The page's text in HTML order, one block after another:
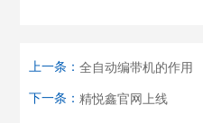
上一条：全自动编带机的作用
下一条： 精悦鑫官网上线